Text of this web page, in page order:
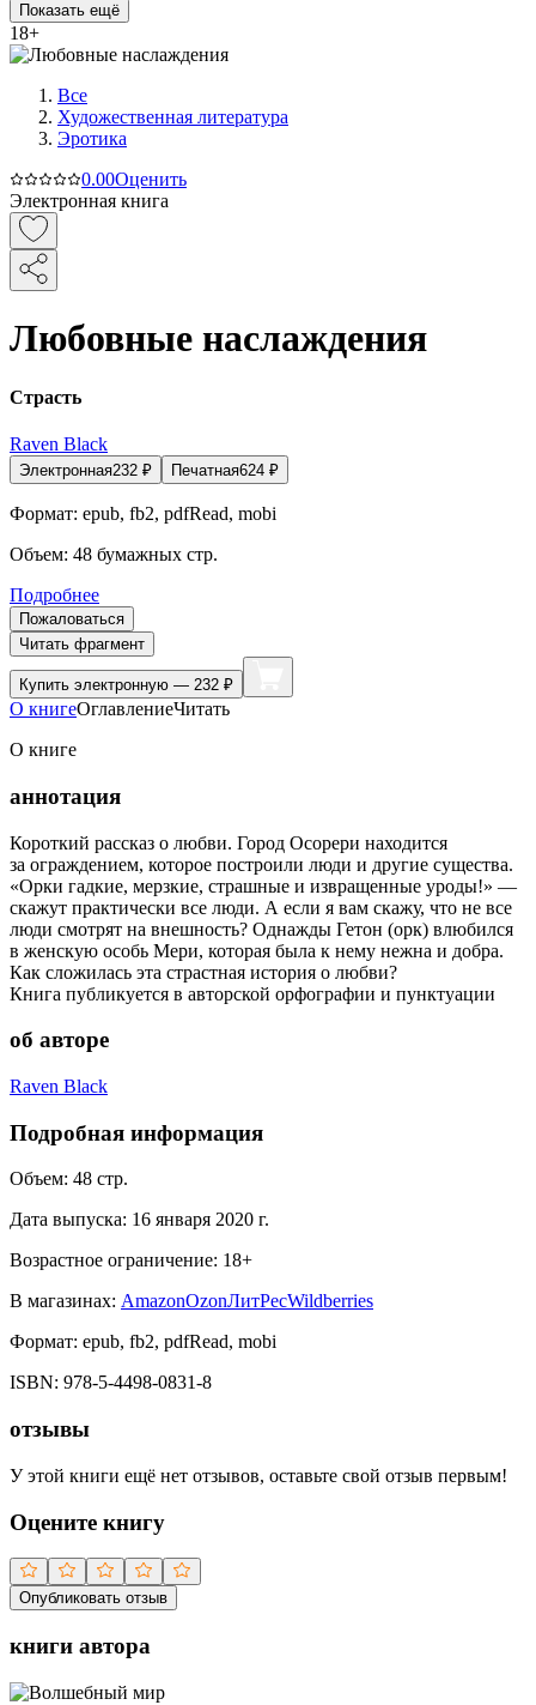
Показать ещё
18+
Все
Художественная литература
Эротика
0.00Оценить
Электронная книга
Любовные наслаждения
Страсть
Raven Black
Электронная232 ₽ Печатная624 ₽
Формат: epub, fb2, pdfRead, mobi
Объем: 48 бумажных стр.
Подробнее
Пожаловаться
Читать фрагмент
Купить электронную — 232 ₽
О книгеОглавлениеЧитать
О книге
аннотация
Короткий рассказ о любви. Город Осорери находится
за ограждением, которое построили люди и другие существа.
«Орки гадкие, мерзкие, страшные и извращенные уроды!» —
скажут практически все люди. А если я вам скажу, что не все
люди смотрят на внешность? Однажды Гетон (орк) влюбился
в женскую особь Мери, которая была к нему нежна и добра.
Как сложилась эта страстная история о любви?
Книга публикуется в авторской орфографии и пунктуации
об авторе
Raven Black
Подробная информация
Объем: 48 стр.
Дата выпуска: 16 января 2020 г.
Возрастное ограничение: 18+
В магазинах: AmazonOzonЛитРесWildberries
Формат: epub, fb2, pdfRead, mobi
ISBN: 978-5-4498-0831-8
отзывы
У этой книги ещё нет отзывов, оставьте свой отзыв первым!
Оцените книгу
Опубликовать отзыв
книги автора